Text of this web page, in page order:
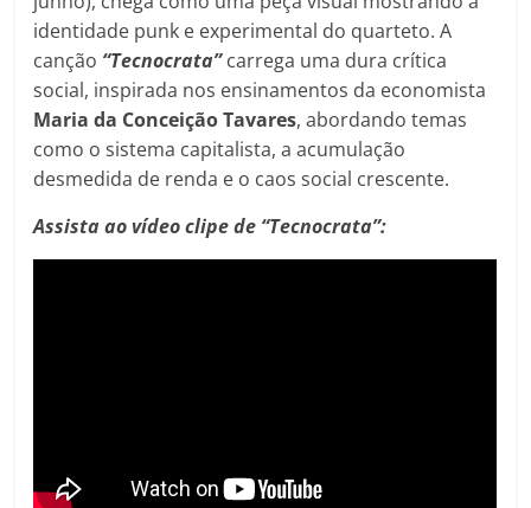
identidade punk e experimental do quarteto. A
canção “Tecnocrata”carrega uma dura crítica
social, inspirada nos ensinamentos da economista
Maria da Conceição Tavares, abordando temas
como o sistema capitalista, a acumulação
desmedida de renda e o caos social crescente.
Assista ao vídeo clipe de “Tecnocrata”: